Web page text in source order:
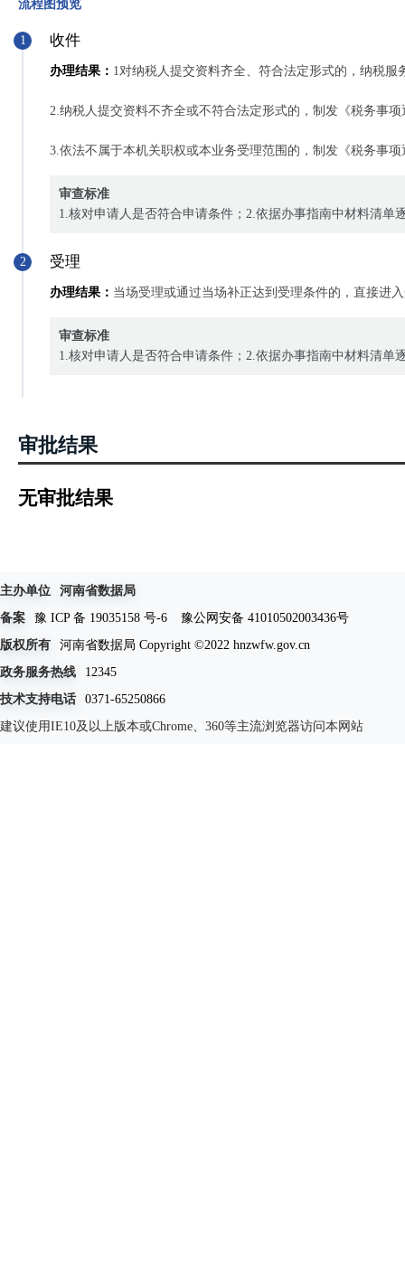
流程图预览
1 收件
办理结果： 1对纳税人提交资料齐全、符合法定形式的，纳税
2.纳税人提交资料不齐全或不符合法定形式的，制发《税务事
3.依法不属于本机关职权或本业务受理范围的，制发《税务事
审查标准
1.核对申请人是否符合申请条件；2.依据办事指南中材料清单
2 受理
办理结果： 当场受理或通过当场补正达到受理条件的，直接进
审查标准
1.核对申请人是否符合申请条件；2.依据办事指南中材料清单
审批结果
无审批结果
主办单位
河南省数据局
备案
豫 ICP 备 19035158 号-6
豫公网安备 41010502003436号
版权所有
河南省数据局 Copyright ©2022 hnzwfw.gov.cn
政务服务热线
12345
技术支持电话
0371-65250866
建议使用IE10及以上版本或Chrome、360等主流浏览器访问本网站